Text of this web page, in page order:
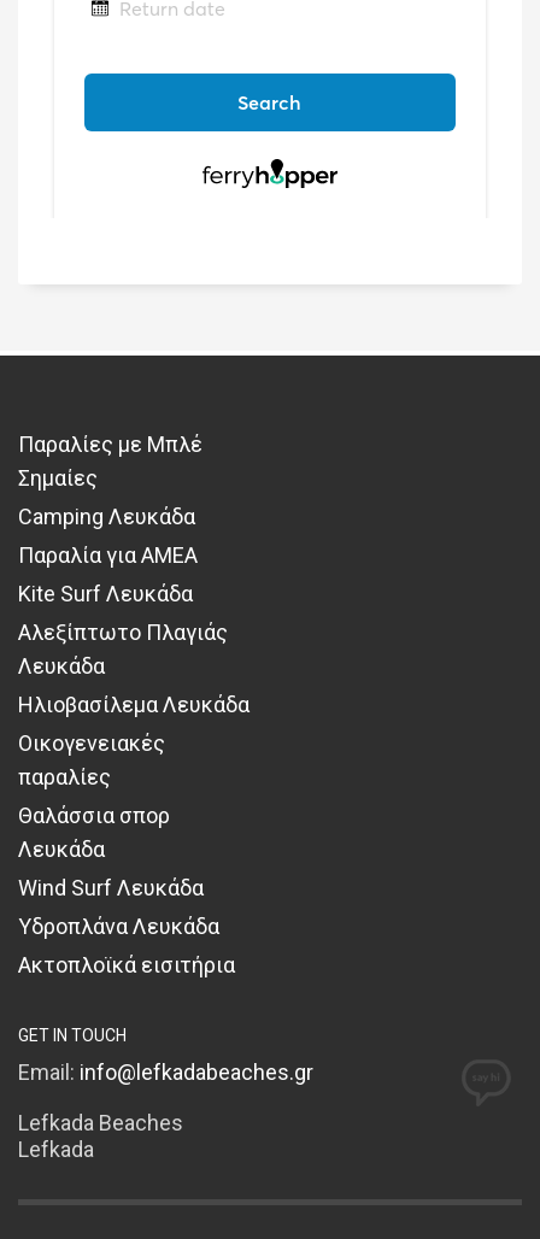
Παραλίες με Μπλέ
Σημαίες
Camping Λευκάδα
Παραλία για ΑΜΕΑ
Kite Surf Λευκάδα
Αλεξίπτωτο Πλαγιάς
Λευκάδα
Ηλιοβασίλεμα Λευκάδα
Οικογενειακές
παραλίες
Θαλάσσια σπορ
Λευκάδα
Wind Surf Λευκάδα
Υδροπλάνα Λευκάδα
Ακτοπλοϊκά εισιτήρια
GET IN TOUCH
Email: info@lefkadabeaches.gr
Lefkada Beaches
Lefkada